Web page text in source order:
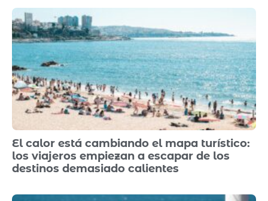
El calor está cambiando el mapa turístico:
los viajeros empiezan a escapar de los
destinos demasiado calientes